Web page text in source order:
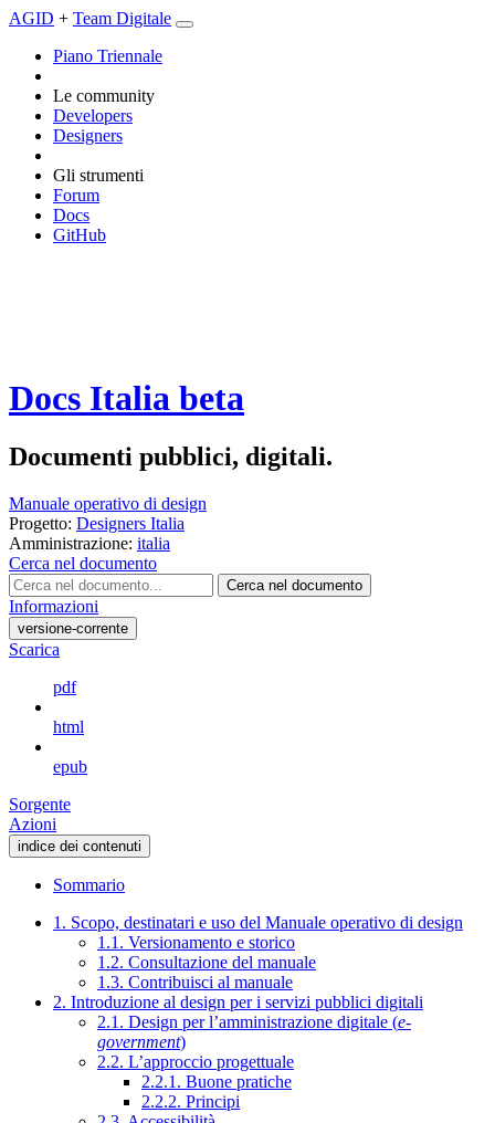
AGID + Team Digitale
Piano Triennale
Le community
Developers
Designers
Gli strumenti
Forum
Docs
GitHub
Docs Italia beta
Documenti pubblici, digitali.
Manuale operativo di design
Progetto: Designers Italia
Amministrazione: italia
Cerca nel documento
Cerca nel documento
Informazioni
versione-corrente
Scarica
pdf
html
epub
Sorgente
Azioni
indice dei contenuti
Sommario
1. Scopo, destinatari e uso del Manuale operativo di design
1.1. Versionamento e storico
1.2. Consultazione del manuale
1.3. Contribuisci al manuale
2. Introduzione al design per i servizi pubblici digitali
2.1. Design per l’amministrazione digitale (e-
government)
2.2. L’approccio progettuale
2.2.1. Buone pratiche
2.2.2. Principi